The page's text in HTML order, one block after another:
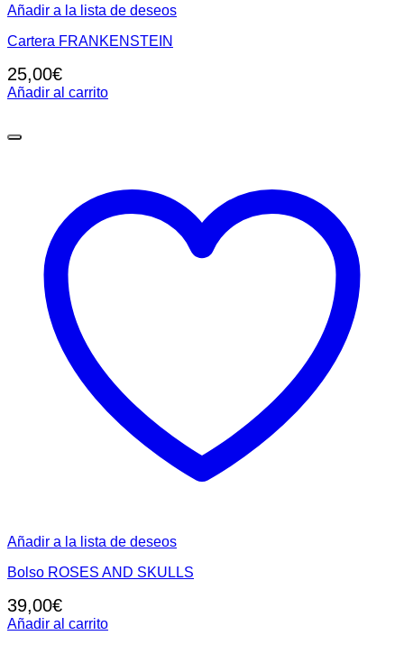
Añadir a la lista de deseos
Cartera FRANKENSTEIN
25,00€
Añadir al carrito
Añadir a la lista de deseos
Bolso ROSES AND SKULLS
39,00€
Añadir al carrito